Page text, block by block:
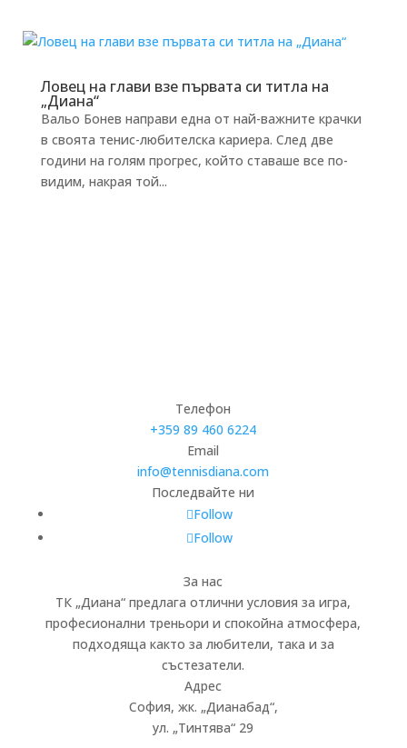
Ловец на глави взе първата си титла на
„Диана“
Вальо Бонев направи една от най-важните крачки
в своята тенис-любителска кариера. След две
години на голям прогрес, който ставаше все по-
видим, накрая той...
Телефон
+359 89 460 6224­
Email
info@tennisdiana.com
Последвайте ни
Follow
Follow
За нас
ТК „Диана“ предлага отлични условия за игра,
професионални треньори и спокойна атмосфера,
подходяща както за любители, така и за
състезатели.
Адрес
София, жк. „Дианабад“,
ул. „Тинтява“ 29